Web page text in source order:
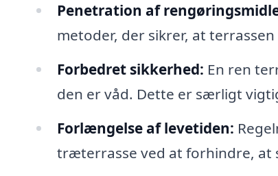
Penetration af
metoder, der sikrer, at
Forbedret sikkerhed: En ren
den er våd. Dette er særligt
Forlængelse af levetiden:
træterrasse ved at forhindre, at